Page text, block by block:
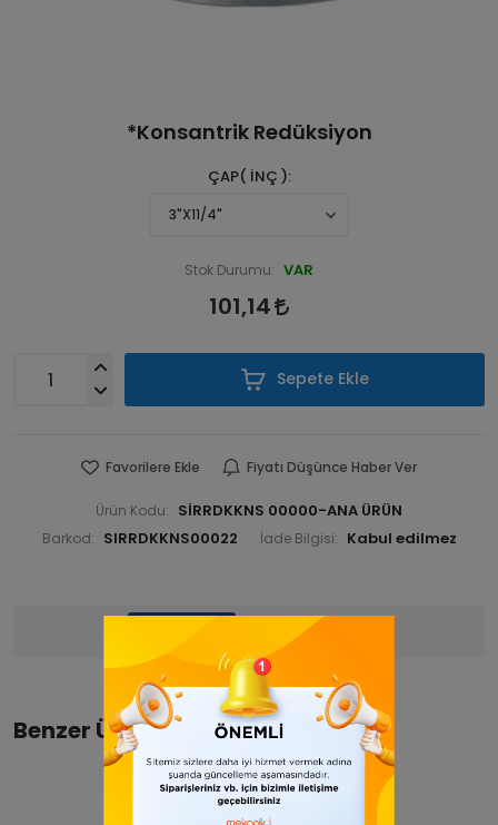
*Konsantrik Redüksiyon
ÇAP( İNÇ )
Stok Durumu: VAR
101,14
Sepete Ekle
Favorilere Ekle Fiyatı Düşünce Haber Ver
Ürün Kodu: SİRRDKKNS 00000-ANA ÜRÜN
Barkod: SIRRDKKNS00022 İade Bilgisi:
Yorumlar
Benzer Ürünler